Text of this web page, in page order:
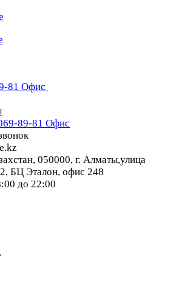
81 Офис
89-81 Офис
050000, г. Алматы,улица
БЦ Эталон, офис 248
до 22:00